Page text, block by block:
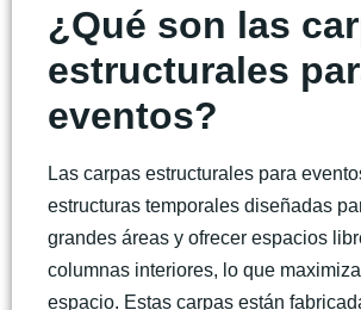
¿Qué son las
estructurales
eventos?
Lascarpas estructurales para
estructuras temporales diseñadas
grandes áreas y ofrecer espacios
columnas interiores, lo que
espacio. Estas carpas están